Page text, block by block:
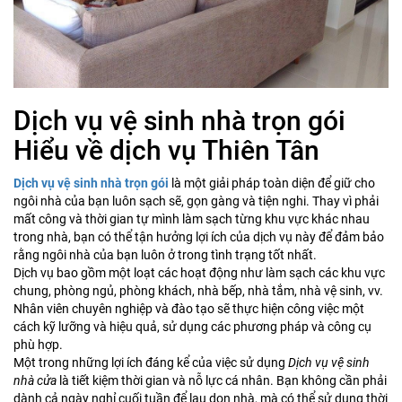
Dịch vụ vệ sinh nhà trọn gói
Hiểu về dịch vụ Thiên Tân
Dịch vụ vệ sinh nhà trọn gói là một giải pháp toàn diện để giữ cho
ngôi nhà của bạn luôn sạch sẽ, gọn gàng và tiện nghi. Thay vì phải
mất công và thời gian tự mình làm sạch từng khu vực khác nhau
trong nhà, bạn có thể tận hưởng lợi ích của dịch vụ này để đảm bảo
rằng ngôi nhà của bạn luôn ở trong tình trạng tốt nhất.
Dịch vụ bao gồm một loạt các hoạt động như làm sạch các khu vực
chung, phòng ngủ, phòng khách, nhà bếp, nhà tắm, nhà vệ sinh, vv.
Nhân viên chuyên nghiệp và đào tạo sẽ thực hiện công việc một
cách kỹ lưỡng và hiệu quả, sử dụng các phương pháp và công cụ
phù hợp.
Một trong những lợi ích đáng kể của việc sử dụng Dịch vụ vệ sinh
nhà cửa là tiết kiệm thời gian và nỗ lực cá nhân. Bạn không cần phải
dành cả ngày nghỉ cuối tuần để lau dọn nhà, mà có thể sử dụng thời